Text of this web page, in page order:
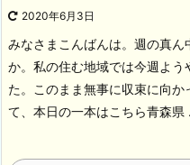
2020年6月3日
みなさまこんばんは。週の真ん
か。私の住む地域では今週よ
た。このまま無事に収束に向か
て、本日の一本はこちら青森県